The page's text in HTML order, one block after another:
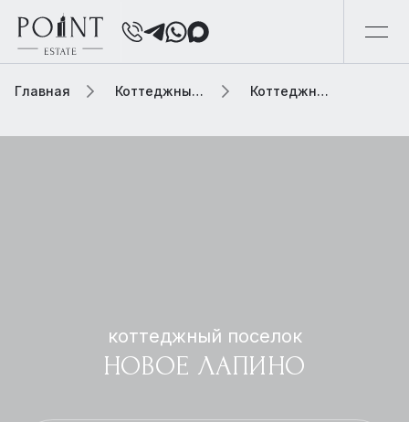
Главная Коттеджный поселок Коттеджный поселок новое лапино
коттеджный поселок
НОВОЕ ЛАПИНО